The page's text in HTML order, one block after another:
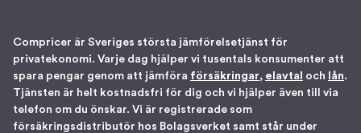
Compricer är Sveriges största jämförelsetjänst för
privatekonomi. Varje dag hjälper vi tusentals konsumenter att
spara pengar genom att jämföra försäkringar, elavtal och lån.
Tjänsten är helt kostnadsfri för dig och vi hjälper även till via
telefon om du önskar. Vi är registrerade som
försäkringsdistributör hos Bolagsverket samt står under